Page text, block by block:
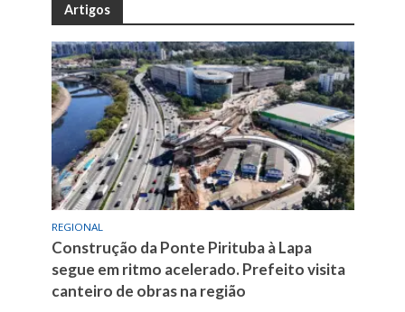
Artigos
REGIONAL
Construção da Ponte Pirituba à Lapa
segue em ritmo acelerado. Prefeito visita
canteiro de obras na região